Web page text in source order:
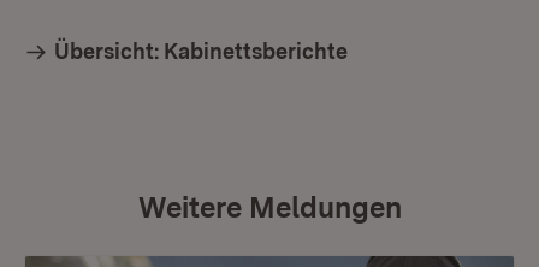
Übersicht: Kabinettsberichte
Weitere Meldungen